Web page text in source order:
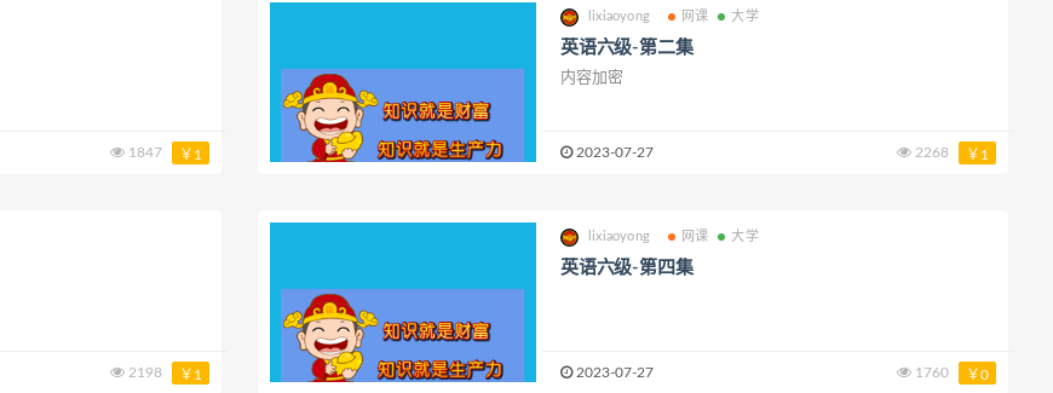
1847 ￥1
lixiaoyong 网课 大学
英语六级-第二集
内容加密
2023-07-27 2268 ￥1
2198 ￥1
lixiaoyong 网课 大学
英语六级-第四集
2023-07-27 1760 ￥0